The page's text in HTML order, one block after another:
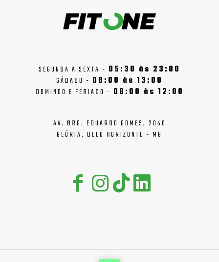
SEGUNDA A SEXTA - 05:30 às 23:00
SÁBADO - 08:00 às 13:00
DOMINGO E FERIADO - 08:00 às 12:00
AV. BRG. EDUARDO GOMES, 2040
GLÓRIA, BELO HORIZONTE - MG